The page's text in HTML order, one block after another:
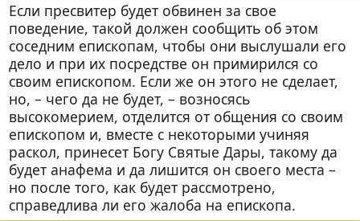
Если пресвитер будет обвинен за свое
поведение, такой должен сообщить об этом
соседним епископам, чтобы они выслушали его
дело и при их посредстве он примирился со
своим епископом. Если же он этого не сделает,
но, – чего да не будет, – возносясь
высокомерием, отделится от общения со своим
епископом и, вместе с некоторыми учиняя
раскол, принесет Богу Святые Дары, такому да
будет анафема и да лишится он своего места –
но после того, как будет рассмотрено,
справедлива ли его жалоба на епископа.